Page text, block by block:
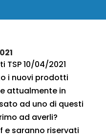
TSP 10/04/2021
i nuovi prodotti
attualmente in
ad uno di questi
ad averli?
e saranno riservati